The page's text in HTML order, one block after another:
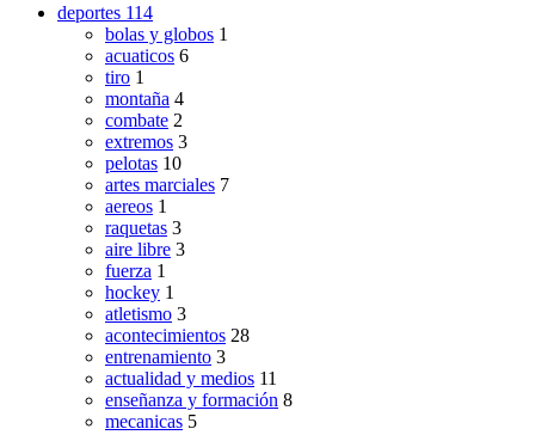
deportes 114
bolas y globos 1
acuaticos 6
tiro 1
montaña 4
combate 2
extremos 3
pelotas 10
artes marciales 7
aereos 1
raquetas 3
aire libre 3
fuerza 1
hockey 1
atletismo 3
acontecimientos 28
entrenamiento 3
actualidad y medios 11
enseñanza y formación 8
mecanicas 5